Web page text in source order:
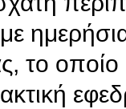
το οποίο